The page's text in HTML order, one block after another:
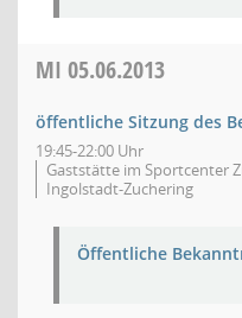
MI 05.06.2013
öffentliche Sitzung des
19:45-22:00 Uhr
Gaststätte im Sportcenter
Ingolstadt-Zuchering
Öffentliche